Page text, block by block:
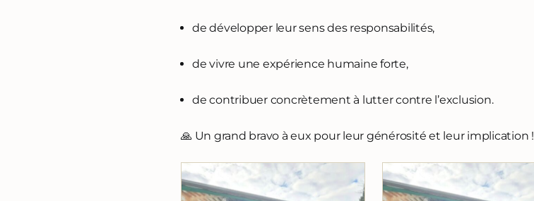
de développer leur sens des responsabilités,
de vivre une expérience humaine forte,
de contribuer concrètement à lutter contre l’exclusion.
🙏 Un grand bravo à eux pour leur générosité et leur implication !